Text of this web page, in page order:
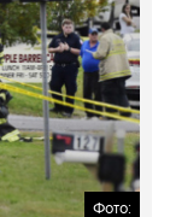
Фото: